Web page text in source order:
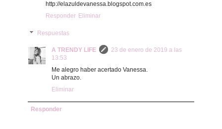
http://elazuldevanessa.blogspot.com.es
Responder Eliminar
Respuestas
A TRENDY LIFE
23 de enero de 2019 a las
13:53
Me alegro haber acertado Vanessa.
Un abrazo.
Eliminar
Responder